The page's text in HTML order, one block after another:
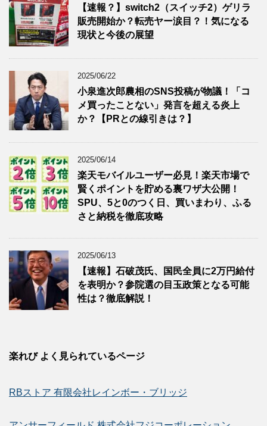
【速報？】switch2（スイッチ2）ゲリラ
販売開始か？転売ヤー涙目？！気になる
現状と今後の展望
2025/06/22
小泉進次郎農相のSNS投稿が物議！「コ
メ買ったことない」発言を超える炎上
か？【PRとの線引きは？】
2025/06/14
楽天モバイルユーザー必見！楽天市場で
賢くポイントを貯める裏ワザ大公開！
SPU、5と0のつく日、買いまわり、ふる
さと納税を徹底攻略
2025/06/13
【速報】石破茂氏、国民全員に2万円給付
を表明か？参院選の目玉政策となる可能
性は？徹底解説！
楽れび よく見られているページ
RBストア 有限会社レインボー・ブリッジ